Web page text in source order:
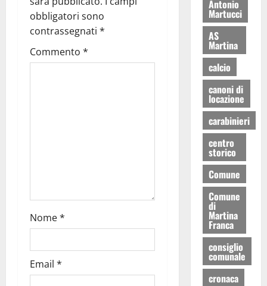
obbligatori sono
contrassegnati *
Commento *
Nome*
Email *
Antonio
Martucci
AS
Martina
calcio
canoni di
locazione
carabinieri
centro
storico
Comune
Comune
di
Martina
Franca
consiglio
comunale
cronaca